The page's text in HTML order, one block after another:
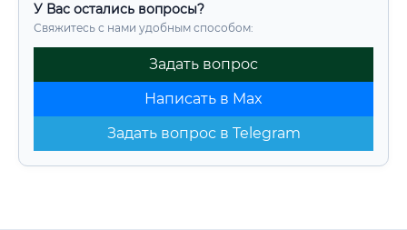
У Вас остались вопросы?
Свяжитесь с нами удобным способом:
Задать вопрос
Написать в Max
Задать вопрос в Telegram